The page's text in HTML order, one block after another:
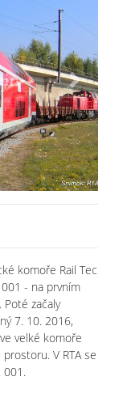
Next
komoře Rail Tec
- na prvním
Poté začaly
7. 10. 2016,
velké komoře
V RTA se
001.